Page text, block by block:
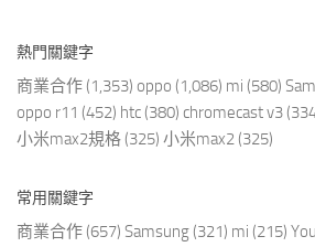
熱門關鍵字
商業合作 (1,353) oppo (1,086) mi (580)
oppo r11 (452) htc (380) chromecast v3
小米max2規格 (325) 小米max2 (325)
常用關鍵字
商業合作 (657) Samsung (321) mi (215)